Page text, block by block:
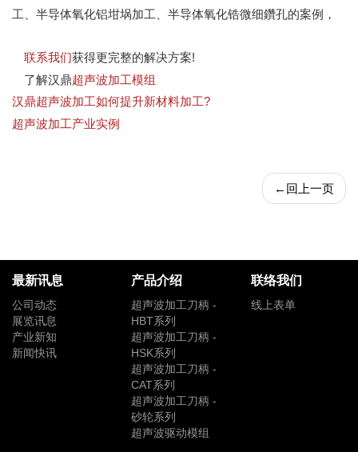
工、半导体氧化铝坩埚加工、半导体氧化锆微细鑽孔的案例，
联系我们获得更完整的解决方案!
了解汉鼎超声波加工模组
汉鼎超声波加工如何提升新材料加工?
超声波加工产业实例
← 回上一页
最新讯息
公司动态
展览讯息
产业新知
新闻快讯
产品介绍
超声波加工刀柄 -
HBT系列
超声波加工刀柄 -
HSK系列
超声波加工刀柄 -
CAT系列
超声波加工刀柄 -
砂轮系列
超声波驱动模组
联络我们
线上表单